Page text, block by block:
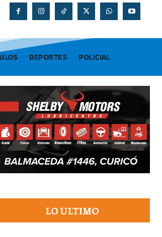
DEPORTES POLICIAL
LO ULTIMO